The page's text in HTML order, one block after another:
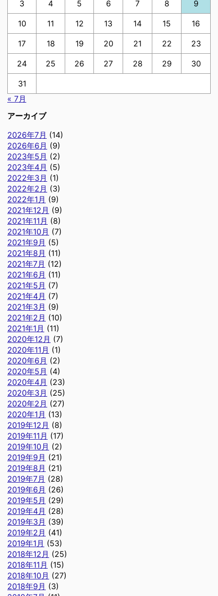
3 4 5 6 7 8 9
10 11 12 13 14 15 16
17 18 19 20 21 22 23
24 25 26 27 28 29 30
31
« 7月
アーカイブ
2026年7月 (14)
2026年6月 (9)
2023年5月 (2)
2023年4月 (5)
2022年3月 (1)
2022年2月 (3)
2022年1月 (9)
2021年12月 (9)
2021年11月 (8)
2021年10月 (7)
2021年9月 (5)
2021年8月 (11)
2021年7月 (12)
2021年6月 (11)
2021年5月 (7)
2021年4月 (7)
2021年3月 (9)
2021年2月 (10)
2021年1月 (11)
2020年12月 (7)
2020年11月 (1)
2020年6月 (2)
2020年5月 (4)
2020年4月 (23)
2020年3月 (25)
2020年2月 (27)
2020年1月 (13)
2019年12月 (8)
2019年11月 (17)
2019年10月 (2)
2019年9月 (21)
2019年8月 (21)
2019年7月 (28)
2019年6月 (26)
2019年5月 (29)
2019年4月 (28)
2019年3月 (39)
2019年2月 (41)
2019年1月 (53)
2018年12月 (25)
2018年11月 (15)
2018年10月 (27)
2018年9月 (3)